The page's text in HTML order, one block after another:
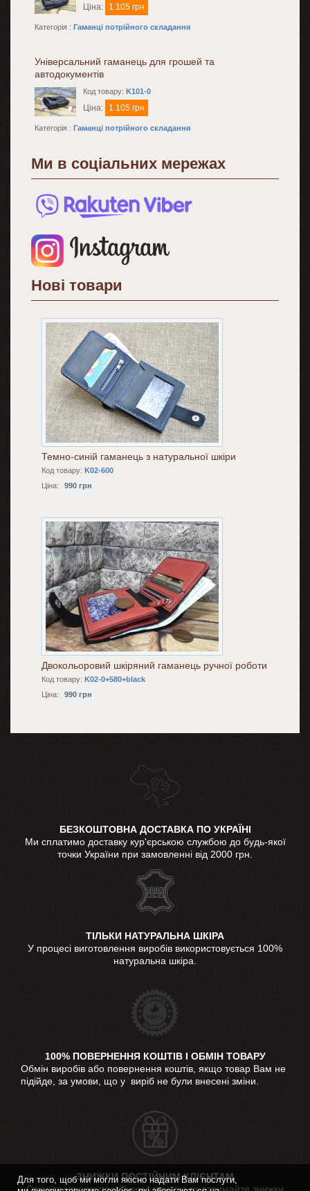
Ціна: 1 105 грн
Категорія : Гаманці потрійного складання
Універсальний гаманець для грошей та
автодокументів
Код товару: K101-0
Ціна: 1 105 грн
Категорія : Гаманці потрійного складання
Ми в соціальних мережах
Нові товари
Темно-синій гаманець з натуральної шкіри
Код товару: K02-600
Ціна:
990 грн
Двокольоровий шкіряний гаманець ручної роботи
Код товару: K02-0+580+black
Ціна:
990 грн
БЕЗКОШТОВНА ДОСТАВКА ПО УКРАЇНІ
Ми сплатимо доставку кур'єрською службою до будь-якої
точки України при замовленні від 2000 грн.
ТІЛЬКИ НАТУРАЛЬНА ШКІРА
У процесі виготовлення виробів використовується 100%
натуральна шкіра.
100% ПОВЕРНЕННЯ КОШТІВ І ОБМІН ТОВАРУ
Обмін виробів або повернення коштів, якщо товар Вам не
підійде, за умови, що у виріб не були внесені зміни.
ЗНИЖКИ ПОСТІЙНИМ КЛІЄНТАМ
Станьте нашим постійним клієнтом та отримайте знижки
Для того, щоб ми могли якісно надати Вам послуги,